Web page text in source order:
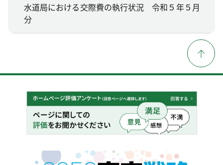
水道局における交際費の執行状況 令和５年５月
分